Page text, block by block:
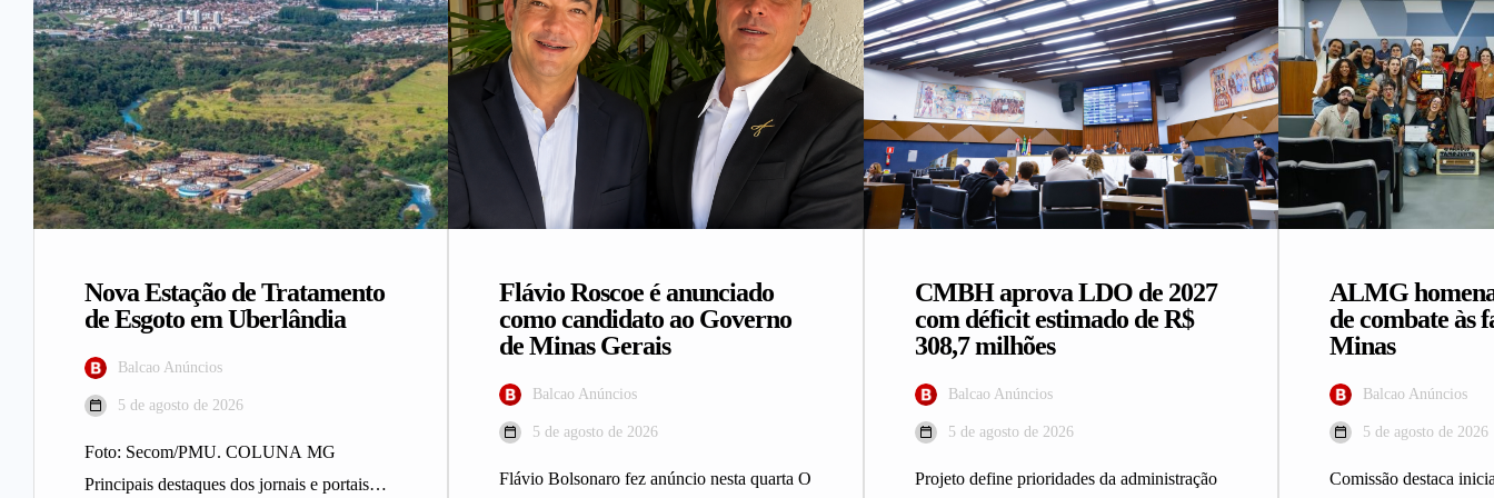
Nova Estação de Tratamento
de Esgoto em Uberlândia
Balcao Anúncios
5 de agosto de 2026
Foto: Secom/PMU. COLUNA MG
Principais destaques dos jornais e portais
Flávio Roscoe é anunciado
como candidato ao Governo
de Minas Gerais
Balcao Anúncios
5 de agosto de 2026
Flávio Bolsonaro fez anúncio nesta quarta O
CMBH aprova LDO de 2027
com déficit estimado de R$
308,7 milhões
Balcao Anúncios
5 de agosto de 2026
Projeto define prioridades da administração
ALMG
de combate às
Minas
Balcao Anúncios
5 de agosto de 2026
Comissão destaca